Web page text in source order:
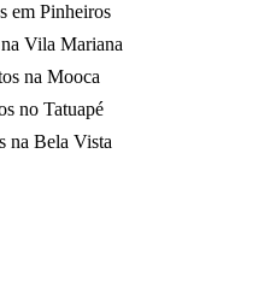
em Pinheiros
Vila Mariana
na Mooca
no Tatuapé
na Bela Vista